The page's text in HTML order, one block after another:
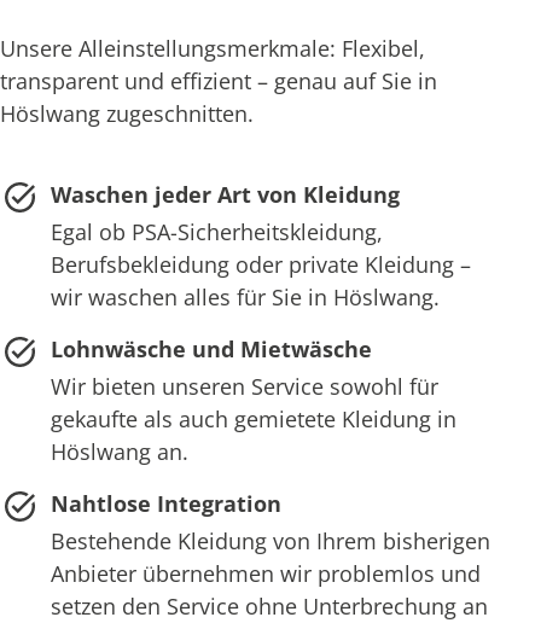
Unsere Alleinstellungsmerkmale: Flexibel,
transparent und effizient – genau auf Sie in
Höslwang zugeschnitten.
Waschen jeder Art von Kleidung
Egal ob PSA-Sicherheitskleidung,
Berufsbekleidung oder private Kleidung –
wir waschen alles für Sie in Höslwang.
Lohnwäsche und Mietwäsche
Wir bieten unseren Service sowohl für
gekaufte als auch gemietete Kleidung in
Höslwang an.
Nahtlose Integration
Bestehende Kleidung von Ihrem bisherigen
Anbieter übernehmen wir problemlos und
setzen den Service ohne Unterbrechung an